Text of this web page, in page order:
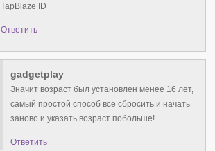
TapBlaze ID
Ответить
gadgetplay
Значит возраст был установлен менее 16 лет,
самый простой способ все сбросить и начать
заново и указать возраст побольше!
Ответить